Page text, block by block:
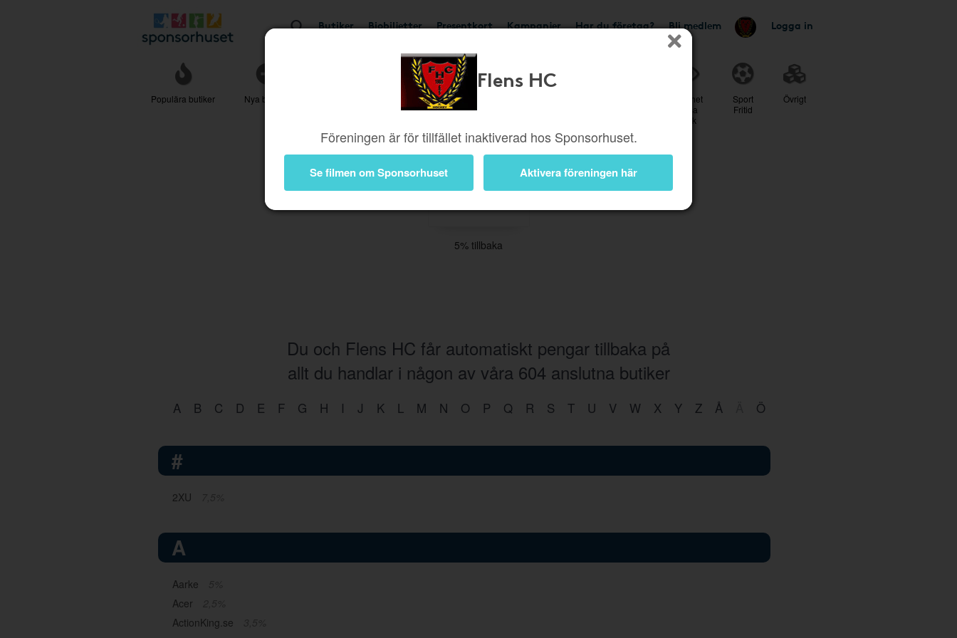
Butiker Biobiljetter Presentkort Kampanjer Har du företag? Bli medlem Logga in
Flens HC
Föreningen är för tillfället inaktiverad hos Sponsorhuset.
Se filmen om Sponsorhuset Aktivera föreningen här
Populära butiker Nya butiker
Hem
Trädgård
Skönhet
Hälsa
Optik
Sport
Fritid
Övrigt
5% tillbaka
Du och Flens HC får automatiskt pengar tillbaka på
allt du handlar i någon av våra 604 anslutna butiker
A B C D E F G H I J K L M N O P Q R S T U V W X Y Z Å Ö
#
2XU
A
Aarke
Acer
ActionKing.se